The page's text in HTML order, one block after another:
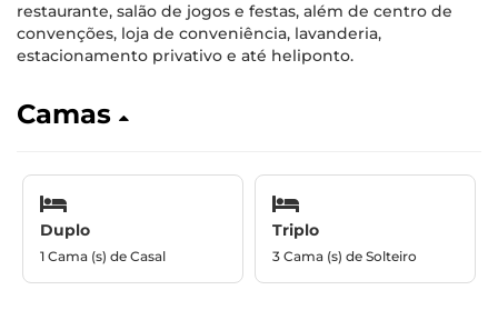
restaurante, salão de jogos e festas, além de centro de
convenções, loja de conveniência, lavanderia,
estacionamento privativo e até heliponto.
Camas
Duplo
1 Cama (s) de Casal
Triplo
3 Cama (s) de Solteiro